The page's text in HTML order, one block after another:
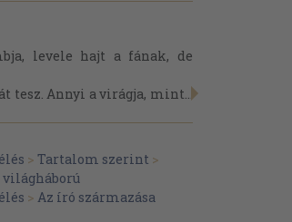
levele hajt a fának, de
tesz. Annyi a virágja, mint...
> Tartalom szerint >
világháború
> Az író származása